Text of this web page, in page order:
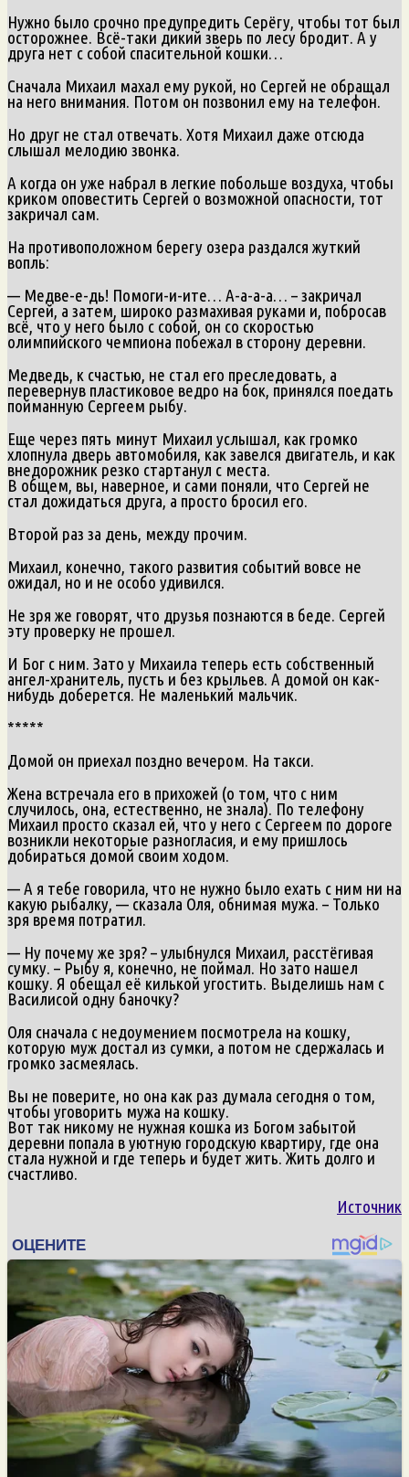
Нужно было срочно предупредить Серёгу, чтобы тот был
осторожнее. Всё-таки дикий зверь по лесу бродит. А у
друга нет с собой спасительной кошки…
Сначала Михаил махал ему рукой, но Сергей не обращал
на него внимания. Потом он позвонил ему на телефон.
Но друг не стал отвечать. Хотя Михаил даже отсюда
слышал мелодию звонка.
А когда он уже набрал в легкие побольше воздуха, чтобы
криком оповестить Сергей о возможной опасности, тот
закричал сам.
На противоположном берегу озера раздался жуткий
вопль:
— Медве-е-дь! Помоги-и-ите… А-а-а-а… – закричал
Сергей, а затем, широко размахивая руками и, побросав
всё, что у него было с собой, он со скоростью
олимпийского чемпиона побежал в сторону деревни.
Медведь, к счастью, не стал его преследовать, а
перевернув пластиковое ведро на бок, принялся поедать
пойманную Сергеем рыбу.
Еще через пять минут Михаил услышал, как громко
хлопнула дверь автомобиля, как завелся двигатель, и как
внедорожник резко стартанул с места.
В общем, вы, наверное, и сами поняли, что Сергей не
стал дожидаться друга, а просто бросил его.
Второй раз за день, между прочим.
Михаил, конечно, такого развития событий вовсе не
ожидал, но и не особо удивился.
Не зря же говорят, что друзья познаются в беде. Сергей
эту проверку не прошел.
И Бог с ним. Зато у Михаила теперь есть собственный
ангел-хранитель, пусть и без крыльев. А домой он как-
нибудь доберется. Не маленький мальчик.
*****
Домой он приехал поздно вечером. На такси.
Жена встречала его в прихожей (о том, что с ним
случилось, она, естественно, не знала). По телефону
Михаил просто сказал ей, что у него с Сергеем по дороге
возникли некоторые разногласия, и ему пришлось
добираться домой своим ходом.
— А я тебе говорила, что не нужно было ехать с ним ни на
какую рыбалку, — сказала Оля, обнимая мужа. – Только
зря время потратил.
— Ну почему же зря? – улыбнулся Михаил, расстёгивая
сумку. – Рыбу я, конечно, не поймал. Но зато нашел
кошку. Я обещал её килькой угостить. Выделишь нам с
Василисой одну баночку?
Оля сначала с недоумением посмотрела на кошку,
которую муж достал из сумки, а потом не сдержалась и
громко засмеялась.
Вы не поверите, но она как раз думала сегодня о том,
чтобы уговорить мужа на кошку.
Вот так никому не нужная кошка из Богом забытой
деревни попала в уютную городскую квартиру, где она
стала нужной и где теперь и будет жить. Жить долго и
счастливо.
Источник